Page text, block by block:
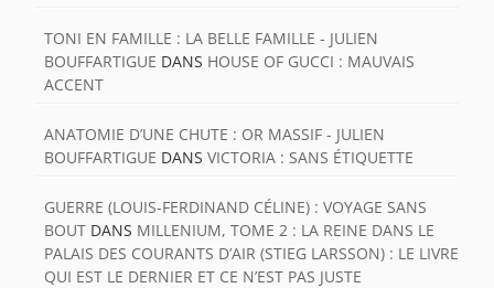
TONI EN FAMILLE : LA BELLE FAMILLE - JULIEN
BOUFFARTIGUE DANS HOUSE OF GUCCI : MAUVAIS
ACCENT
ANATOMIE D’UNE CHUTE : OR MASSIF - JULIEN
BOUFFARTIGUE DANS VICTORIA : SANS ÉTIQUETTE
GUERRE (LOUIS-FERDINAND CÉLINE) : VOYAGE SANS
BOUT DANS MILLENIUM, TOME 2 : LA REINE DANS LE
PALAIS DES COURANTS D’AIR (STIEG LARSSON) : LE LIVRE
QUI EST LE DERNIER ET CE N’EST PAS JUSTE